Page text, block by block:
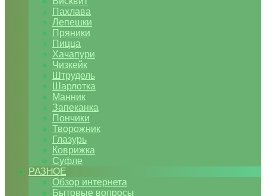
Пахлава
Лепешки
Пряники
Пицца
Хачапури
Чизкейк
Штрудель
Шарлотка
Манник
Запеканка
Пончики
Творожник
Глазурь
Коврижка
Суфле
РАЗНОЕ
Обзор интернета
Бытовые вопросы